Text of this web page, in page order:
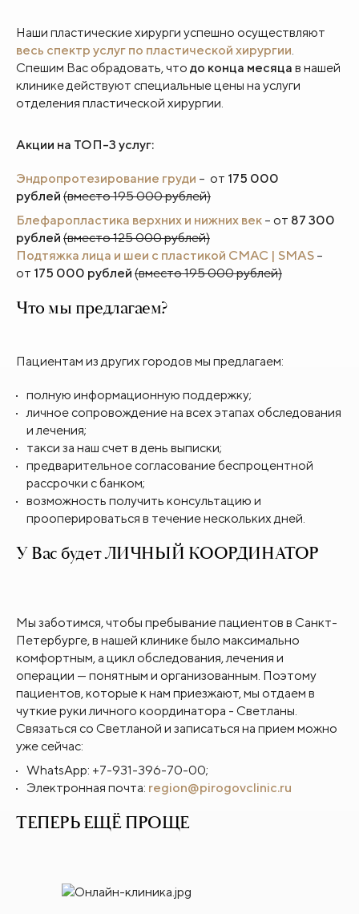
Наши пластические хирурги успешно осуществляют
весь спектр услуг по пластической хирургии.
Спешим Вас обрадовать, что до конца месяца в нашей
клинике действуют специальные цены на услуги
отделения пластической хирургии.
Акции на ТОП-3 услуг:
Эндропротезирование груди – от 175 000
рублей (вместо 195 000 рублей)
Блефаропластика верхних и нижних век – от 87 300
рублей (вместо 125 000 рублей)
Подтяжка лица и шеи с пластикой СМАС | SMAS –
от 175 000 рублей (вместо 195 000 рублей)
Что мы предлагаем?
Пациентам из других городов мы предлагаем:
полную информационную поддержку;
личное сопровождение на всех этапах обследования
и лечения;
такси за наш счет в день выписки;
предварительное согласование беспроцентной
рассрочки с банком;
возможность получить консультацию и
прооперироваться в течение нескольких дней.
У Вас будет ЛИЧНЫЙ КООРДИНАТОР
Мы заботимся, чтобы пребывание пациентов в Санкт-
Петербурге, в нашей клинике было максимально
комфортным, а цикл обследования, лечения и
операции — понятным и организованным. Поэтому
пациентов, которые к нам приезжают, мы отдаем в
чуткие руки личного координатора - Светланы.
Связаться со Светланой и записаться на прием можно
уже сейчас:
WhatsApp: +7-931-396-70-00;
Электронная почта: region@pirogovclinic.ru
ТЕПЕРЬ ЕЩЁ ПРОЩЕ